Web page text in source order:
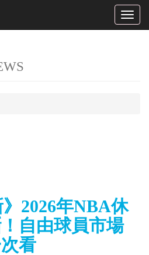
Toggle
2026年NBA休
自由球員市場
看